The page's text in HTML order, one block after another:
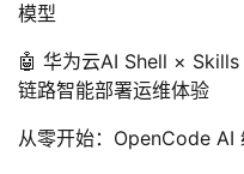
模型
🤖 华为云AI Shell × Skills
链路智能部署运维体验
从零开始：OpenCode AI